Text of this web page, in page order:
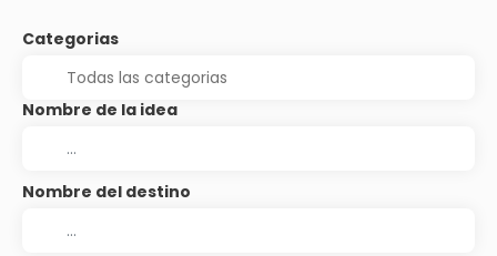
Categorias
Nombre de la idea
Nombre del destino